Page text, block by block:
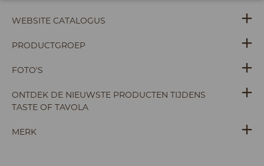
WEBSITE CATALOGUS
PRODUCTGROEP
FOTO'S
ONTDEK DE NIEUWSTE PRODUCTEN TIJDENS
TASTE OF TAVOLA
MERK